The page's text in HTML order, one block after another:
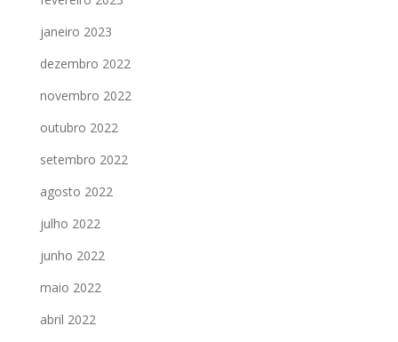
janeiro 2023
dezembro 2022
novembro 2022
outubro 2022
setembro 2022
agosto 2022
julho 2022
junho 2022
maio 2022
abril 2022